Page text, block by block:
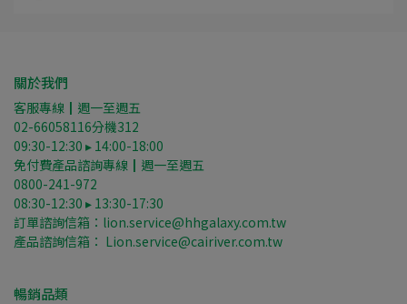
關於我們
客服專線┃週一至週五
02-66058116分機312
09:30-12:30 ▸ 14:00-18:00
免付費產品諮詢專線┃週一至週五
0800-241-972
08:30-12:30 ▸ 13:30-17:30
訂單諮詢信箱：lion.service@hhgalaxy.com.tw
產品諮詢信箱： Lion.service@cairiver.com.tw
暢銷品類